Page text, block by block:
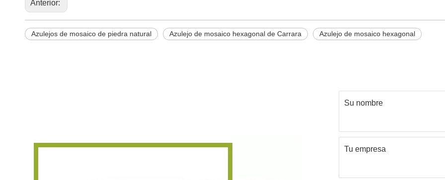
Anterior:
Azulejos de mosaico de piedra natural Azulejo de mosaico hexagonal de Carrara Azulejo de mosaico hexagonal
Su nombre
Tu empresa